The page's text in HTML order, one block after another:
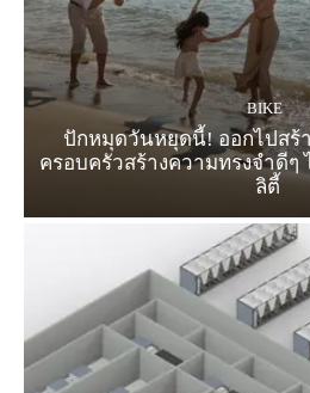
BIKE
ปักหมุดวันหยุดนี้! ออกไปสร้
ครอบครัวสร้างความทรงจำดี
ลิตี้